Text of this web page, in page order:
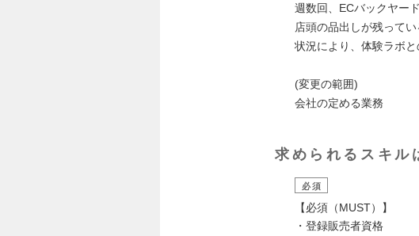
週数回、ECバックヤー
店頭の品出しが残って
状況により、体験ラボ
(変更の範囲)
会社の定める業務
求められるスキル
必須
【必須（MUST）】
・登録販売者資格